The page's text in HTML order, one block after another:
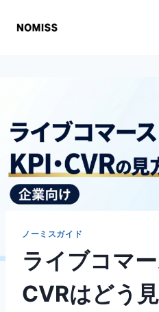
ノーミスガイド
ライブコマ
CVRはどう